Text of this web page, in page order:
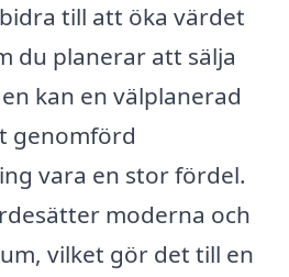
till att öka värdet
du planerar att sälja
kan en välplanerad
genomförd
vara en stor fördel.
moderna och
vilket gör det till en